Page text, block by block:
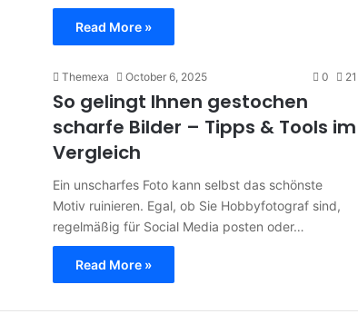
Read More »
Themexa October 6, 2025 0 21
So gelingt Ihnen gestochen
scharfe Bilder – Tipps & Tools im
Vergleich
Ein unscharfes Foto kann selbst das schönste
Motiv ruinieren. Egal, ob Sie Hobbyfotograf sind,
regelmäßig für Social Media posten oder…
Read More »